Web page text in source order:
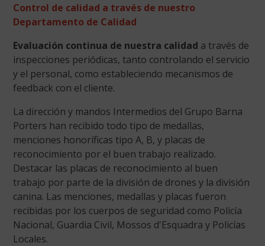
Control de calidad a través de nuestro
Departamento de Calidad
Evaluación continua de nuestra calidad a través de
inspecciones periódicas, tanto controlando el servicio
y el personal, como estableciendo mecanismos de
feedback con el cliente.
La dirección y mandos Intermedios del Grupo Barna
Porters han recibido todo tipo de medallas,
menciones honoríficas tipo A, B, y placas de
reconocimiento por el buen trabajo realizado.
Destacar las placas de reconocimiento al buen
trabajo por parte de la división de drones y la división
canina. Las menciones, medallas y placas fueron
recibidas por los cuerpos de seguridad como Policía
Nacional, Guardia Civil, Mossos d'Esquadra y Policías
Locales.